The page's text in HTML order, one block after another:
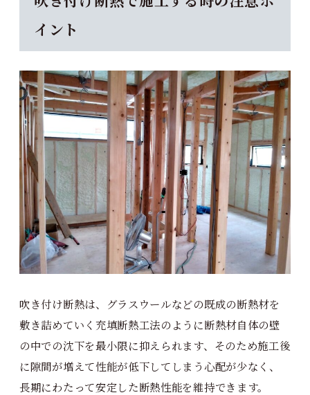
イント
吹き付け断熱は、グラスウールなどの既成の断熱材を
敷き詰めていく充填断熱工法のように断熱材自体の壁
の中での沈下を最小限に抑えられます、そのため施工後
に隙間が増えて性能が低下してしまう心配が少なく、
長期にわたって安定した断熱性能を維持できます。